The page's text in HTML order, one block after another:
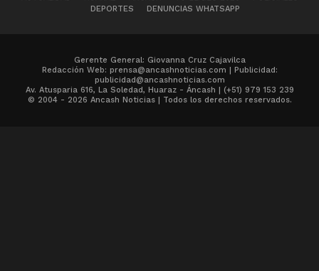
DEPORTES
DENUNCIAS WHATSAPP
Gerente General: Giovanna Cruz Cajavilca
Redacción Web: prensa@ancashnoticias.com | Publicidad:
publicidad@ancashnoticias.com
Av. Atusparia 616, La Soledad, Huaraz - Áncash | (+51) 979 153 239
© 2004 - 2026 Ancash Noticias | Todos los derechos reservados.